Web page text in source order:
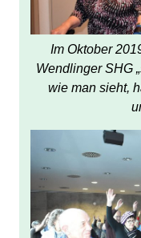
Im Oktober
Wendlinger SHG
wie man sieht,